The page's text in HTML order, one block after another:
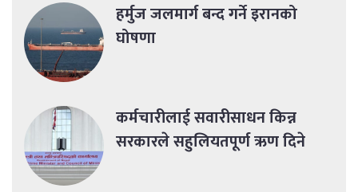
हर्मुज जलमार्ग बन्द गर्ने इरानको
घोषणा
कर्मचारीलाई सवारीसाधन किन्न
सरकारले सहुलियतपूर्ण ऋण दिने